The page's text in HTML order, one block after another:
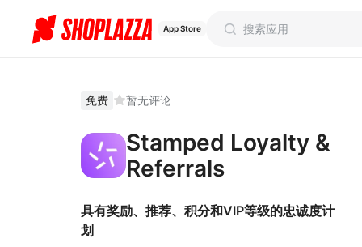
App Store
免费 暂无评论
Stamped Loyalty &
Referrals
具有奖励、推荐、积分和VIP等级的忠诚度计
划